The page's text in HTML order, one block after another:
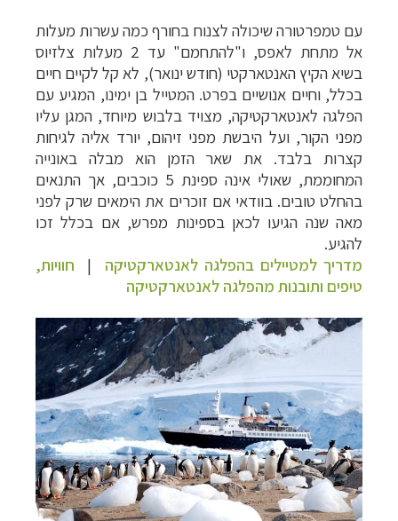
עם טמפרטורה שיכולה לצנוח בחורף כמה עשרות מעלות
אל מתחת לאפס, ו"להתחמם" עד 2 מעלות צלזיוס
בשיא הקיץ האנטארקטי (חודש ינואר), לא קל לקיים חיים
בכלל, וחיים אנושיים בפרט.המטייל בן ימינו, המגיע עם
הפלגה לאנטארקטיקה, מצויד בלבוש מיוחד, המגן עליו
מפני הקור, ועל היבשת מפני זיהום, יורד אליה לגיחות
קצרות בלבד. את שאר הזמן הוא מבלה באונייה
המחוממת, שאולי אינה ספינת 5 כוכבים, אך התנאים
בהחלט טובים. בוודאי אם זוכרים את הימאים שרק לפני
מאה שנה הגיעו לכאן בספינות מפרש, אם בכלל זכו
להגיע.
מדריך למטיילים בהפלגה לאנטארקטיקה | חוויות,
טיפים ותובנות מהפלגה לאנטארקטיקה